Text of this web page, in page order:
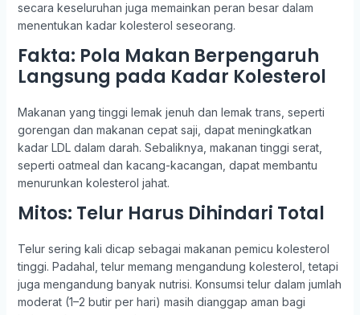
secara keseluruhan juga memainkan peran besar dalam
menentukan kadar kolesterol seseorang.
Fakta: Pola Makan Berpengaruh
Langsung pada Kadar Kolesterol
Makanan yang tinggi lemak jenuh dan lemak trans, seperti
gorengan dan makanan cepat saji, dapat meningkatkan
kadar LDL dalam darah. Sebaliknya, makanan tinggi serat,
seperti oatmeal dan kacang-kacangan, dapat membantu
menurunkan kolesterol jahat.
Mitos: Telur Harus Dihindari Total
Telur sering kali dicap sebagai makanan pemicu kolesterol
tinggi. Padahal, telur memang mengandung kolesterol, tetapi
juga mengandung banyak nutrisi. Konsumsi telur dalam jumlah
moderat (1–2 butir per hari) masih dianggap aman bagi